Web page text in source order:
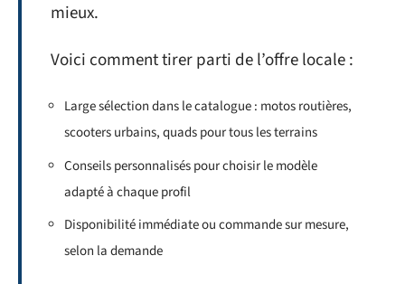
mieux.
Voici comment tirer parti de l’offre locale :
Large sélection dans le catalogue : motos routières,
scooters urbains, quads pour tous les terrains
Conseils personnalisés pour choisir le modèle
adapté à chaque profil
Disponibilité immédiate ou commande sur mesure,
selon la demande